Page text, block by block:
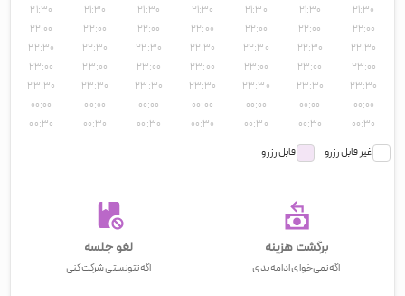
۲۱:۳۰
۲۲:۰۰
۲۲:۳۰
۲۳:۰۰
۲۳:۳۰
۰۰:۰۰
۰۰:۳۰
۲۱:۳۰
۲۲:۰۰
۲۲:۳۰
۲۳:۰۰
۲۳:۳۰
۰۰:۰۰
۰۰:۳۰
۲۱:۳۰
۲۲:۰۰
۲۲:۳۰
۲۳:۰۰
۲۳:۳۰
۰۰:۰۰
۰۰:۳۰
۲۱:۳۰
۲۲:۰۰
۲۲:۳۰
۲۳:۰۰
۲۳:۳۰
۰۰:۰۰
۰۰:۳۰
۲۱:۳۰
۲۲:۰۰
۲۲:۳۰
۲۳:۰۰
۲۳:۳۰
۰۰:۰۰
۰۰:۳۰
۲۱:۳۰
۲۲:۰۰
۲۲:۳۰
۲۳:۰۰
۲۳:۳۰
۰۰:۰۰
۰۰:۳۰
۲۱:۳۰
۲۲:۰۰
۲۲:۳۰
۲۳:۰۰
۲۳:۳۰
۰۰:۰۰
۰۰:۳۰
غیر قابل رزرو
قابل رزرو
برگشت هزینه
اگه نمی‌خوای ادامه بدی
لغو جلسه
اگه نتونستی شرکت کنی